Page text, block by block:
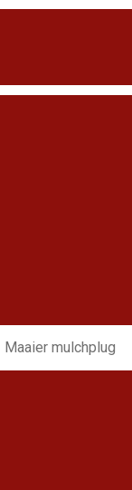
Maaier mulchplug